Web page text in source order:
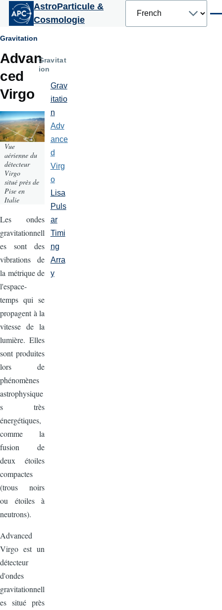
Aller au contenu principal
AstroParticule &
Cosmologie
your
Fil
d'Ariane
Gravitation
Advan
ced
Virgo
Vue
aérienne du
détecteur
Virgo
situé près de
Pise en
Italie
Les ondes
gravitationnell
es sont des
vibrations de
la métrique de
l'espace-
temps qui se
propagent à la
vitesse de la
lumière. Elles
sont produites
lors de
phénomènes
astrophysique
s très
énergétiques,
comme la
fusion de
deux étoiles
compactes
(trous noirs
ou étoiles à
neutrons).
Advanced
Virgo est un
détecteur
d'ondes
gravitationnell
es situé près
Gravitat
ion
Grav
itatio
n
Adv
ance
d
Virg
o
Lisa
Puls
ar
Timi
ng
Arra
y